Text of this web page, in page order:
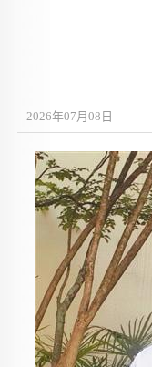
2026年07月08日